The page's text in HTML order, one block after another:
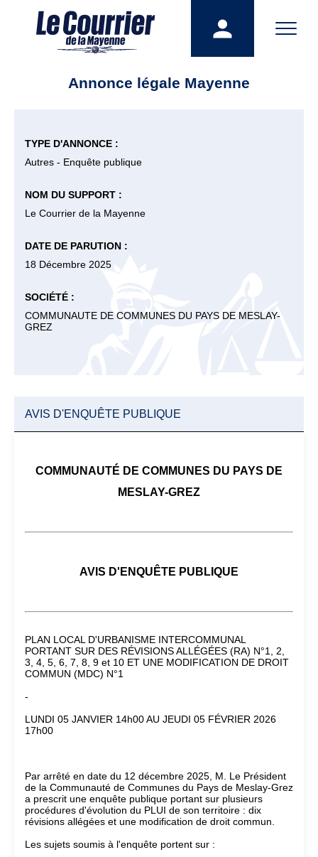
Annonce légale Mayenne
TYPE D'ANNONCE :
Autres - Enquête publique
NOM DU SUPPORT :
Le Courrier de la Mayenne
DATE DE PARUTION :
18 Décembre 2025
SOCIÉTÉ :
COMMUNAUTE DE COMMUNES DU PAYS DE MESLAY-
GREZ
AVIS D'ENQUÊTE PUBLIQUE
COMMUNAUTÉ DE COMMUNES DU PAYS DE
MESLAY-GREZ
AVIS D'ENQUÊTE PUBLIQUE
PLAN LOCAL D'URBANISME INTERCOMMUNAL
PORTANT SUR DES RÉVISIONS ALLÉGÉES (RA) N°1, 2,
3, 4, 5, 6, 7, 8, 9 et 10 ET UNE MODIFICATION DE DROIT
COMMUN (MDC) N°1
-
LUNDI 05 JANVIER 14h00 AU JEUDI 05 FÉVRIER 2026
17h00
Par arrêté en date du 12 décembre 2025, M. Le Président
de la Communauté de Communes du Pays de Meslay-Grez
a prescrit une enquête publique portant sur plusieurs
procédures d'évolution du PLUI de son territoire : dix
révisions allégées et une modification de droit commun.
Les sujets soumis à l'enquête portent sur :